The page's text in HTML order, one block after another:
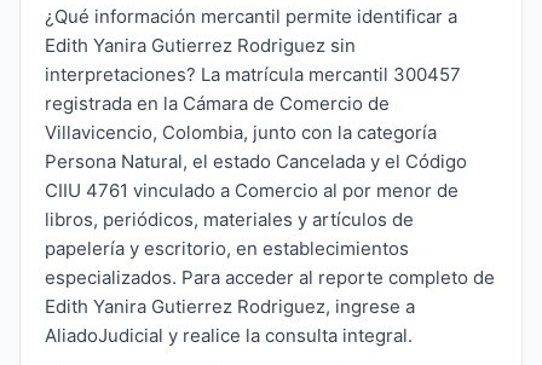
¿Qué información mercantil permite identificar a
Edith Yanira Gutierrez Rodriguez sin
interpretaciones? La matrícula mercantil 300457
registrada en la Cámara de Comercio de
Villavicencio, Colombia, junto con la categoría
Persona Natural, el estado Cancelada y el Código
CIIU 4761 vinculado a Comercio al por menor de
libros, periódicos, materiales y artículos de
papelería y escritorio, en establecimientos
especializados. Para acceder al reporte completo de
Edith Yanira Gutierrez Rodriguez, ingrese a
AliadoJudicial y realice la consulta integral.